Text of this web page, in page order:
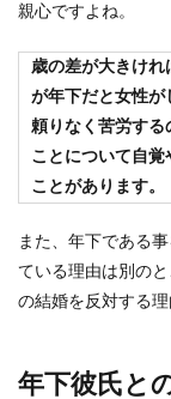
親心ですよね。
歳の差が大きけ
が年下だと女性が
頼りなく苦労する
ことについて自
ことがあります。
また、年下である
ている理由は別の
の結婚を反対する理
年下彼氏と